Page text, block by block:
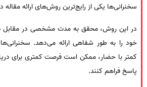
سخنرانی‌ها یکی از رایج‌ترین روش‌های ارائه
در این روش، محقق به مدت مشخصی در مقابل
خود را به طور شفاهی ارائه می‌دهد.
کمتر با حضار، ممکن است فرصت کمتری برای
پاسخ فراهم کنند.